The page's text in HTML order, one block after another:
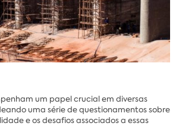
um papel crucial em diversas
uma série de questionamentos sobre
e os desafios associados a essas